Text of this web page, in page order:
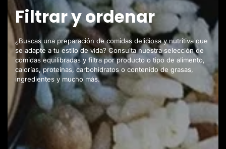
Filtrar y ordenar
¿Buscas una preparación de comidas deliciosa y nutritiva que
se adapte a tu estilo de vida? Consulta nuestra selección de
comidas equilibradas y filtra por producto o tipo de alimento,
calorías, proteínas, carbohidratos o contenido de grasas,
ingredientes y mucho más.